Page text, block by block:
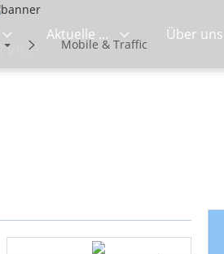
Aktuelle News Über uns
Mobile & Traffic